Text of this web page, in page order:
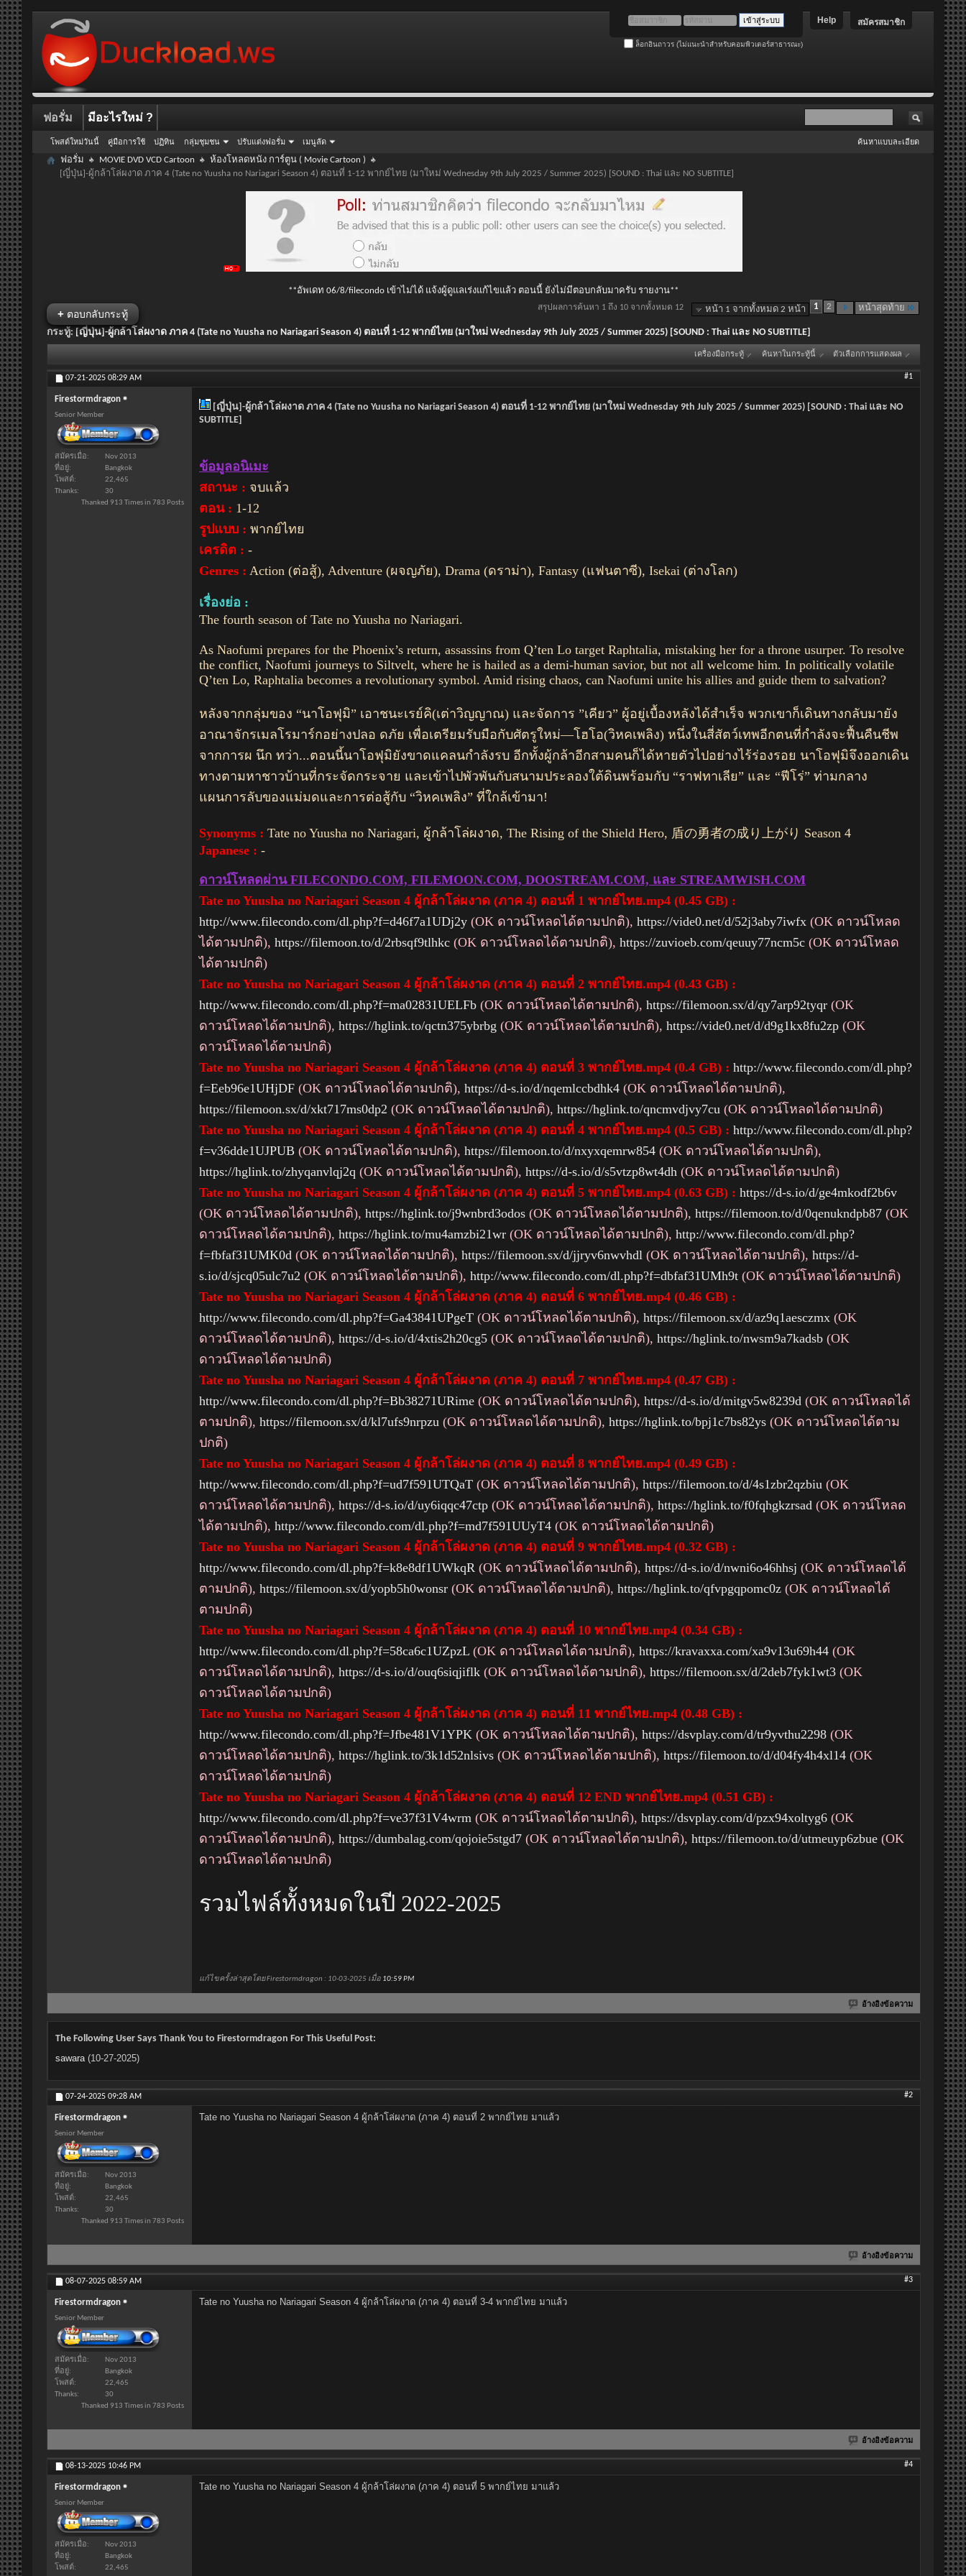
สมัครสมาชิก
Help
ล็อกอินถาวร (ไม่แนะนำสำหรับคอมพิวเตอร์สาธารณะ)
ฟอรั่ม
โพสต์ใหม่วันนี้ คู่มือการใช้ ปฏิทิน กลุ่มชุมชน ปรับแต่งฟอรั่ม เมนูลัด
มีอะไรใหม่ ?
ค้นหาแบบละเอียด
ฟอรั่ม MOVIE DVD VCD Cartoon
ห้องโหลดหนัง การ์ตูน ( Movie Cartoon )
[ญี่ปุ่น]-ผู้กล้าโล่ผงาด ภาค 4 (Tate no Yuusha no Nariagari Season 4) ตอนที่ 1-12 พากย์ไทย (มาใหม่ Wednesday 9th July 2025 / Summer 2025) [SOUND : Thai และ NO SUBTITLE]
**อัพเดท 06/8/filecondo เข้าไม่ได้ แจ้งผู้ดูแลเร่งแก้ไขแล้ว ตอนนี้ ยังไม่มีตอบกลับมาครับ รายงาน**
+ ตอบกลับกระทู้ หน้า 1 จากทั้งหมด 2 หน้า 1 2 หน้าสุดท้าย
สรุปผลการค้นหา 1 ถึง 10 จากทั้งหมด 12
กระทู้: [ญี่ปุ่น]-ผู้กล้าโล่ผงาด ภาค 4 (Tate no Yuusha no Nariagari Season 4) ตอนที่ 1-12 พากย์ไทย (มาใหม่ Wednesday 9th July 2025 / Summer 2025) [SOUND : Thai และ NO SUBTITLE]
เครื่องมือกระทู้ ค้นหาในกระทู้นี้ ตัวเลือกการแสดงผล
07-21-2025 08:29 AM #1
Firestormdragon
Senior Member
สมัครเมื่อ
Nov 2013
ที่อยู่
Bangkok
โพสต์
22,465
Thanks
30
Thanked 913 Times in 783 Posts
[ญี่ปุ่น]-ผู้กล้าโล่ผงาด ภาค 4 (Tate no Yuusha no Nariagari Season 4) ตอนที่ 1-12 พากย์ไทย (มาใหม่ Wednesday 9th July 2025 / Summer 2025) [SOUND : Thai และ NO
SUBTITLE]
ข้อมูลอนิเมะ
สถานะ : จบแล้ว
ตอน : 1-12
รูปแบบ : พากย์ไทย
เครดิต : -
Genres : Action (ต่อสู้), Adventure (ผจญภัย), Drama (ดราม่า), Fantasy (แฟนตาซี), Isekai (ต่างโลก)
เรื่องย่อ :
The fourth season of Tate no Yuusha no Nariagari.
As Naofumi prepares for the Phoenix’s return, assassins from Q’ten Lo target Raphtalia, mistaking her for a throne usurper. To resolve
the conflict, Naofumi journeys to Siltvelt, where he is hailed as a demi-human savior, but not all welcome him. In politically volatile
Q’ten Lo, Raphtalia becomes a revolutionary symbol. Amid rising chaos, can Naofumi unite his allies and guide them to salvation?
หลังจากกลุ่มของ “นาโอฟุมิ” เอาชนะเรย์คิ(เต่าวิญญาณ) และจัดการ ”เคียว” ผู้อยู่เบื้องหลังได้สำเร็จ พวกเขาก็เดินทางกลับมายัง
อาณาจักรเมลโรมาร์กอย่างปลอ ดภัย เพื่อเตรียมรับมือกับศัตรูใหม่—โฮโอ(วิหคเพลิง) หนึ่งในสี่สัตว์เทพอีกตนที่กำลังจะฟื้นคืนชีพ
จากการผ นึก ทว่า...ตอนนี้นาโอฟุมิยังขาดแคลนกำลังรบ อีกทั้งผู้กล้าอีกสามคนก็ได้หายตัวไปอย่างไร้ร่องรอย นาโอฟุมิจึงออกเดิน
ทางตามหาชาวบ้านที่กระจัดกระจาย และเข้าไปพัวพันกับสนามประลองใต้ดินพร้อมกับ “ราฟทาเลีย” และ “ฟีโร่” ท่ามกลาง
แผนการลับของแม่มดและการต่อสู้กับ “วิหคเพลิง” ที่ใกล้เข้ามา!
Synonyms : Tate no Yuusha no Nariagari, ผู้กล้าโล่ผงาด, The Rising of the Shield Hero, 盾の勇者の成り上がり Season 4
Japanese : -
ดาวน์โหลดผ่าน FILECONDO.COM, FILEMOON.COM, DOOSTREAM.COM, และ STREAMWISH.COM
Tate no Yuusha no Nariagari Season 4 ผู้กล้าโล่ผงาด (ภาค 4) ตอนที่ 1 พากย์ไทย.mp4 (0.45 GB) :
http://www.filecondo.com/dl.php?f=d46f7a1UDj2y (OK ดาวน์โหลดได้ตามปกติ), https://vide0.net/d/52j3aby7iwfx (OK ดาวน์โหลด
ได้ตามปกติ), https://filemoon.to/d/2rbsqf9tlhkc (OK ดาวน์โหลดได้ตามปกติ), https://zuvioeb.com/qeuuy77ncm5c (OK ดาวน์โหลด
ได้ตามปกติ)
Tate no Yuusha no Nariagari Season 4 ผู้กล้าโล่ผงาด (ภาค 4) ตอนที่ 2 พากย์ไทย.mp4 (0.43 GB) :
http://www.filecondo.com/dl.php?f=ma02831UELFb (OK ดาวน์โหลดได้ตามปกติ), https://filemoon.sx/d/qy7arp92tyqr (OK
ดาวน์โหลดได้ตามปกติ), https://hglink.to/qctn375ybrbg (OK ดาวน์โหลดได้ตามปกติ), https://vide0.net/d/d9g1kx8fu2zp (OK
ดาวน์โหลดได้ตามปกติ)
Tate no Yuusha no Nariagari Season 4 ผู้กล้าโล่ผงาด (ภาค 4) ตอนที่ 3 พากย์ไทย.mp4 (0.4 GB) : http://www.filecondo.com/dl.php?
f=Eeb96e1UHjDF (OK ดาวน์โหลดได้ตามปกติ), https://d-s.io/d/nqemlccbdhk4 (OK ดาวน์โหลดได้ตามปกติ),
https://filemoon.sx/d/xkt717ms0dp2 (OK ดาวน์โหลดได้ตามปกติ), https://hglink.to/qncmvdjvy7cu (OK ดาวน์โหลดได้ตามปกติ)
Tate no Yuusha no Nariagari Season 4 ผู้กล้าโล่ผงาด (ภาค 4) ตอนที่ 4 พากย์ไทย.mp4 (0.5 GB) : http://www.filecondo.com/dl.php?
f=v36dde1UJPUB (OK ดาวน์โหลดได้ตามปกติ), https://filemoon.to/d/nxyxqemrw854 (OK ดาวน์โหลดได้ตามปกติ),
https://hglink.to/zhyqanvlqj2q (OK ดาวน์โหลดได้ตามปกติ), https://d-s.io/d/s5vtzp8wt4dh (OK ดาวน์โหลดได้ตามปกติ)
Tate no Yuusha no Nariagari Season 4 ผู้กล้าโล่ผงาด (ภาค 4) ตอนที่ 5 พากย์ไทย.mp4 (0.63 GB) : https://d-s.io/d/ge4mkodf2b6v
(OK ดาวน์โหลดได้ตามปกติ), https://hglink.to/j9wnbrd3odos (OK ดาวน์โหลดได้ตามปกติ), https://filemoon.to/d/0qenukndpb87 (OK
ดาวน์โหลดได้ตามปกติ), https://hglink.to/mu4amzbi21wr (OK ดาวน์โหลดได้ตามปกติ), http://www.filecondo.com/dl.php?
f=fbfaf31UMK0d (OK ดาวน์โหลดได้ตามปกติ), https://filemoon.sx/d/jjryv6nwvhdl (OK ดาวน์โหลดได้ตามปกติ), https://d-
s.io/d/sjcq05ulc7u2 (OK ดาวน์โหลดได้ตามปกติ), http://www.filecondo.com/dl.php?f=dbfaf31UMh9t (OK ดาวน์โหลดได้ตามปกติ)
Tate no Yuusha no Nariagari Season 4 ผู้กล้าโล่ผงาด (ภาค 4) ตอนที่ 6 พากย์ไทย.mp4 (0.46 GB) :
http://www.filecondo.com/dl.php?f=Ga43841UPgeT (OK ดาวน์โหลดได้ตามปกติ), https://filemoon.sx/d/az9q1aesczmx (OK
ดาวน์โหลดได้ตามปกติ), https://d-s.io/d/4xtis2h20cg5 (OK ดาวน์โหลดได้ตามปกติ), https://hglink.to/nwsm9a7kadsb (OK
ดาวน์โหลดได้ตามปกติ)
Tate no Yuusha no Nariagari Season 4 ผู้กล้าโล่ผงาด (ภาค 4) ตอนที่ 7 พากย์ไทย.mp4 (0.47 GB) :
http://www.filecondo.com/dl.php?f=Bb38271URime (OK ดาวน์โหลดได้ตามปกติ), https://d-s.io/d/mitgv5w8239d (OK ดาวน์โหลดได้
ตามปกติ), https://filemoon.sx/d/kl7ufs9nrpzu (OK ดาวน์โหลดได้ตามปกติ), https://hglink.to/bpj1c7bs82ys (OK ดาวน์โหลดได้ตาม
ปกติ)
Tate no Yuusha no Nariagari Season 4 ผู้กล้าโล่ผงาด (ภาค 4) ตอนที่ 8 พากย์ไทย.mp4 (0.49 GB) :
http://www.filecondo.com/dl.php?f=ud7f591UTQaT (OK ดาวน์โหลดได้ตามปกติ), https://filemoon.to/d/4s1zbr2qzbiu (OK
ดาวน์โหลดได้ตามปกติ), https://d-s.io/d/uy6iqqc47ctp (OK ดาวน์โหลดได้ตามปกติ), https://hglink.to/f0fqhgkzrsad (OK ดาวน์โหลด
ได้ตามปกติ), http://www.filecondo.com/dl.php?f=md7f591UUyT4 (OK ดาวน์โหลดได้ตามปกติ)
Tate no Yuusha no Nariagari Season 4 ผู้กล้าโล่ผงาด (ภาค 4) ตอนที่ 9 พากย์ไทย.mp4 (0.32 GB) :
http://www.filecondo.com/dl.php?f=k8e8df1UWkqR (OK ดาวน์โหลดได้ตามปกติ), https://d-s.io/d/nwni6o46hhsj (OK ดาวน์โหลดได้
ตามปกติ), https://filemoon.sx/d/yopb5h0wonsr (OK ดาวน์โหลดได้ตามปกติ), https://hglink.to/qfvpgqpomc0z (OK ดาวน์โหลดได้
ตามปกติ)
Tate no Yuusha no Nariagari Season 4 ผู้กล้าโล่ผงาด (ภาค 4) ตอนที่ 10 พากย์ไทย.mp4 (0.34 GB) :
http://www.filecondo.com/dl.php?f=58ca6c1UZpzL (OK ดาวน์โหลดได้ตามปกติ), https://kravaxxa.com/xa9v13u69h44 (OK
ดาวน์โหลดได้ตามปกติ), https://d-s.io/d/ouq6siqjiflk (OK ดาวน์โหลดได้ตามปกติ), https://filemoon.sx/d/2deb7fyk1wt3 (OK
ดาวน์โหลดได้ตามปกติ)
Tate no Yuusha no Nariagari Season 4 ผู้กล้าโล่ผงาด (ภาค 4) ตอนที่ 11 พากย์ไทย.mp4 (0.48 GB) :
http://www.filecondo.com/dl.php?f=Jfbe481V1YPK (OK ดาวน์โหลดได้ตามปกติ), https://dsvplay.com/d/tr9yvthu2298 (OK
ดาวน์โหลดได้ตามปกติ), https://hglink.to/3k1d52nlsivs (OK ดาวน์โหลดได้ตามปกติ), https://filemoon.to/d/d04fy4h4xl14 (OK
ดาวน์โหลดได้ตามปกติ)
Tate no Yuusha no Nariagari Season 4 ผู้กล้าโล่ผงาด (ภาค 4) ตอนที่ 12 END พากย์ไทย.mp4 (0.51 GB) :
http://www.filecondo.com/dl.php?f=ve37f31V4wrm (OK ดาวน์โหลดได้ตามปกติ), https://dsvplay.com/d/pzx94xoltyg6 (OK
ดาวน์โหลดได้ตามปกติ), https://dumbalag.com/qojoie5stgd7 (OK ดาวน์โหลดได้ตามปกติ), https://filemoon.to/d/utmeuyp6zbue (OK
ดาวน์โหลดได้ตามปกติ)
รวมไฟล์ทั้งหมดในปี 2022-2025
แก้ไขครั้งล่าสุดโดย Firestormdragon : 10-03-2025 เมื่อ 10:59 PM
อ้างอิงข้อความ
The Following User Says Thank You to Firestormdragon For This Useful Post:
sawara(10-27-2025)
07-24-2025 09:28 AM #2
Firestormdragon
Senior Member
สมัครเมื่อ
Nov 2013
ที่อยู่
Bangkok
โพสต์
22,465
Thanks
30
Thanked 913 Times in 783 Posts
Tate no Yuusha no Nariagari Season 4 ผู้กล้าโล่ผงาด (ภาค 4) ตอนที่ 2 พากย์ไทย มาแล้ว
อ้างอิงข้อความ
08-07-2025 08:59 AM #3
Firestormdragon
Senior Member
สมัครเมื่อ
Nov 2013
ที่อยู่
Bangkok
โพสต์
22,465
Thanks
30
Thanked 913 Times in 783 Posts
Tate no Yuusha no Nariagari Season 4 ผู้กล้าโล่ผงาด (ภาค 4) ตอนที่ 3-4 พากย์ไทย มาแล้ว
อ้างอิงข้อความ
08-13-2025 10:46 PM #4
Firestormdragon
Senior Member
สมัครเมื่อ
Nov 2013
ที่อยู่
Bangkok
โพสต์
22,465
Tate no Yuusha no Nariagari Season 4 ผู้กล้าโล่ผงาด (ภาค 4) ตอนที่ 5 พากย์ไทย มาแล้ว